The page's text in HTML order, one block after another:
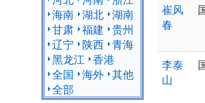
海南 湖北 湖南
甘肃 福建 贵州
辽宁
陕西 青海
黑龙江 香港
全国 海外 其他
全部
崔风
春
李泰
山